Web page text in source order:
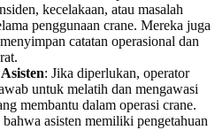
kecelakaan, atau masalah
penggunaan crane. Mereka juga
catatan operasional dan
: Jika diperlukan, operator
untuk melatih dan mengawasi
membantu dalam operasi crane.
asisten memiliki pengetahuan